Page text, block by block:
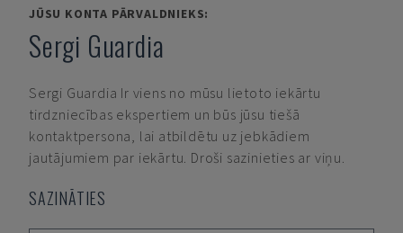
JŪSU KONTA PĀRVALDNIEKS:
Sergi Guardia
Sergi Guardia Ir viens no mūsu lietoto iekārtu
tirdzniecības ekspertiem un būs jūsu tiešā
kontaktpersona, lai atbildētu uz jebkādiem
jautājumiem par iekārtu. Droši sazinieties ar viņu.
SAZINĀTIES